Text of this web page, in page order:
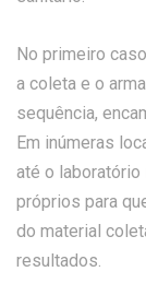
No primeiro
a coleta e o
sequência,
Em inúmeras
até o laboratório
próprios para
do material
resultados.